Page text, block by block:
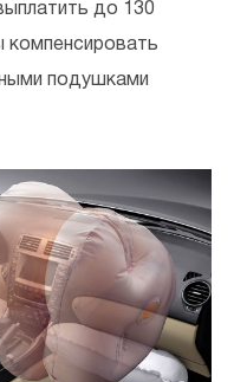
до 130
компенсировать
подушками